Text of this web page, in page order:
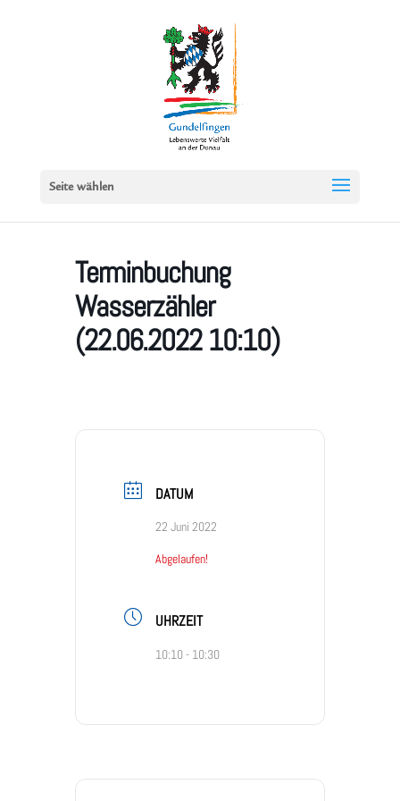
Seite wählen
Terminbuchung
Wasserzähler
(22.06.2022 10:10)
DATUM
22 Juni 2022
Abgelaufen!
UHRZEIT
10:10 - 10:30